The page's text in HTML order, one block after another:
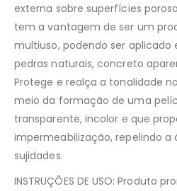
externa sobre superfícies
tem a vantagem de ser um
multiuso, podendo ser aplicado
pedras naturais, concreto
Protege e realça a tonalidade
meio da formação de uma
transparente, incolor e que
impermeabilização, repelindo a
sujidades.
INSTRUÇÕES DE USO: Produto